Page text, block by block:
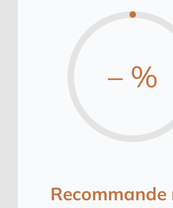
– %
Recommande